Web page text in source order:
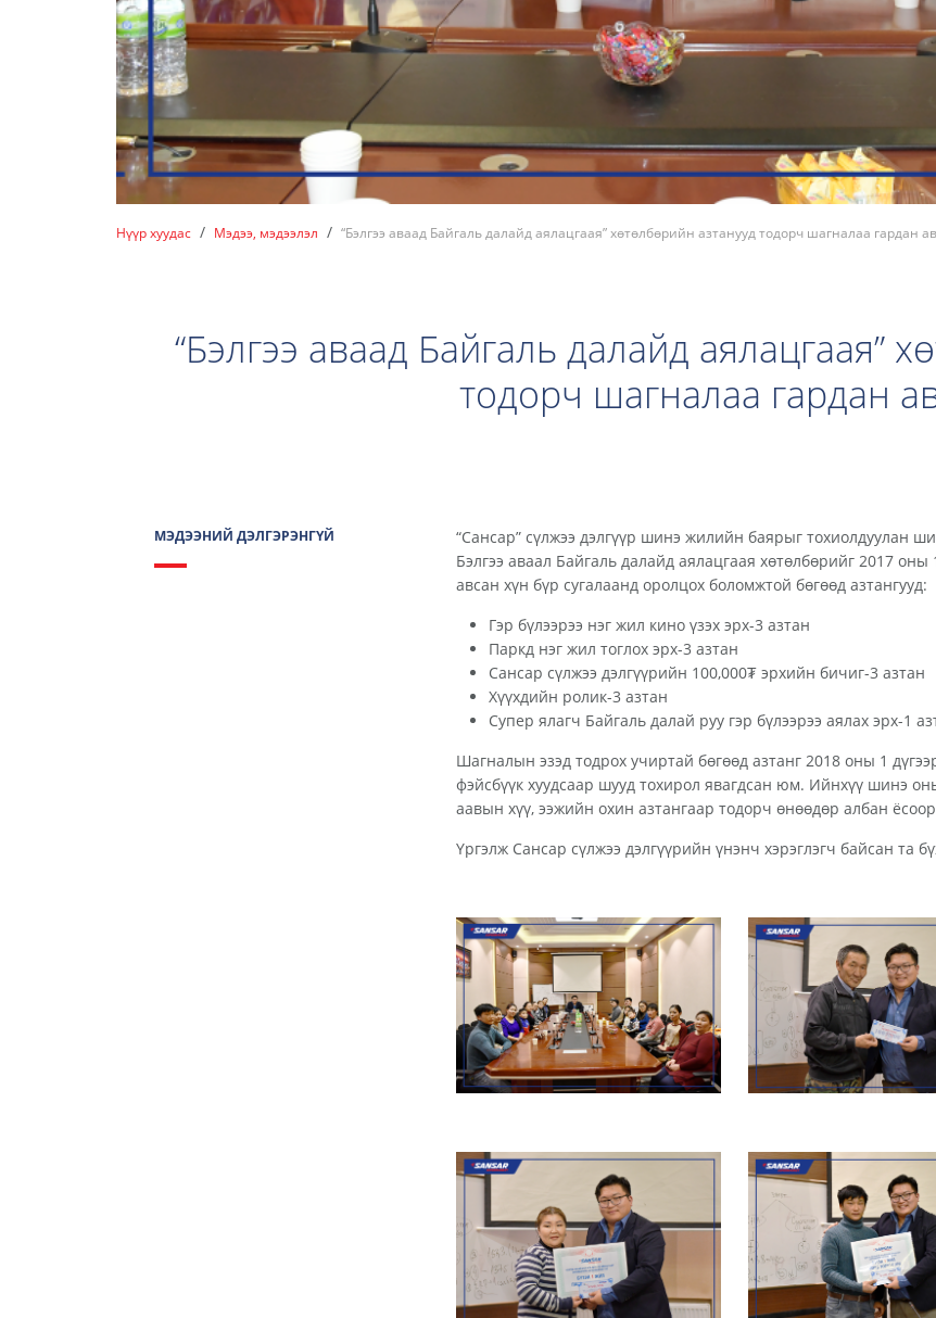
Нүүр хуудас Мэдээ, мэдээлэл “Бэлгээ аваад Байгаль далайд аялацгаая” хөтөлбөрийн азтанууд тодорч шагналаа гардан
“Бэлгээ аваад Байгаль далайд аялацгаая”
тодорч шагналаа гардан
МЭДЭЭНИЙ ДЭЛГЭРЭНГҮЙ
“Сансар” сүлжээ дэлгүүр шинэ жилийн баярыг тохиолдуулан
Бэлгээ аваал Байгаль далайд аялацгаая хөтөлбөрийг 2017
авсан хүн бүр сугалаанд оролцох боломжтой бөгөөд азтангууд:
Гэр бүлээрээ нэг жил кино үзэх эрх-3 азтан
Паркд нэг жил тоглох эрх-3 азтан
Сансар сүлжээ дэлгүүрийн 100,000₮ эрхийн бичиг-3 азтан
Хүүхдийн ролик-3 азтан
Супер ялагч Байгаль далай руу гэр бүлээрээ аялах эрх-1
Шагналын эзэд тодрох учиртай бөгөөд азтанг 2018 оны 1
фэйсбүүк хуудсаар шууд тохирол явагдсан юм. Ийнхүү шинэ
аавын хүү, ээжийн охин азтангаар тодорч өнөөдөр албан
Үргэлж Сансар сүлжээ дэлгүүрийн үнэнч хэрэглэгч байсан та